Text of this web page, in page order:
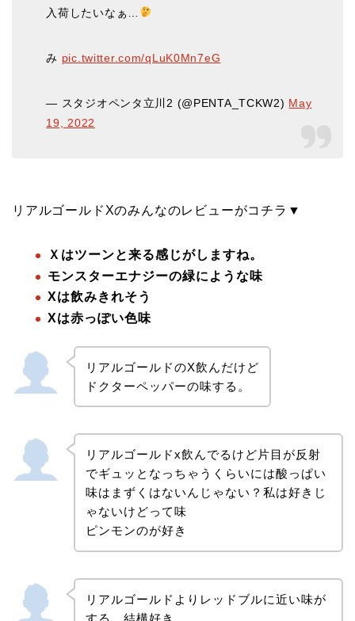
入荷したいなぁ…
み pic.twitter.com/qLuK0Mn7eG
— スタジオペンタ立川2 (@PENTA_TCKW2) May
19, 2022
リアルゴールドXのみんなのレビューがコチラ▼
Ｘはツーンと来る感じがしますね。
モンスターエナジーの緑にような味
Xは飲みきれそう
Xは赤っぽい色味
リアルゴールドのX飲んだけど
ドクターペッパーの味する。
リアルゴールドx飲んでるけど片目が反射
でギュッとなっちゃうくらいには酸っぱい
味はまずくはないんじゃない？私は好きじ
ゃないけどって味
ピンモンのが好き
リアルゴールドよりレッドブルに近い味が
する。結構好き